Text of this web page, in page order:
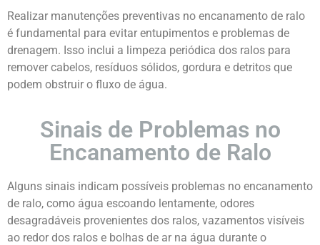
Realizar manutenções preventivas no encanamento de ralo
é fundamental para evitar entupimentos e problemas de
drenagem. Isso inclui a limpeza periódica dos ralos para
remover cabelos, resíduos sólidos, gordura e detritos que
podem obstruir o fluxo de água.
Sinais de Problemas no
Encanamento de Ralo
Alguns sinais indicam possíveis problemas no encanamento
de ralo, como água escoando lentamente, odores
desagradáveis provenientes dos ralos, vazamentos visíveis
ao redor dos ralos e bolhas de ar na água durante o